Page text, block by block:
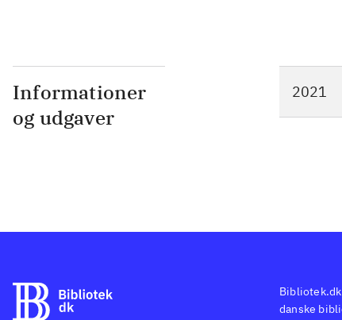
Informationer
og udgaver
2021
danske